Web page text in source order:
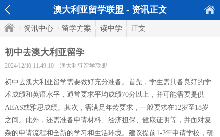
澳大利亚留学联盟 - 资讯正文
资讯中心 留学方案 读中学 正文
初中去澳大利亚留学
2024/12/10 11:49:10 澳大利亚留学联盟
初中去澳大利亚留学需要做好充分准备。首先，学生需具备良好的学
术成绩和英语水平，通常要求平均成绩70分以上，并可能需要提供
AEAS或雅思成绩。其次，需满足年龄要求，一般要求在12岁至18岁
之间。此外，还需准备申请材料、经济担保、健康证明等，并面对复
杂的申请流程和全新的学习和生活环境。建议提前1-2年申请学校，确